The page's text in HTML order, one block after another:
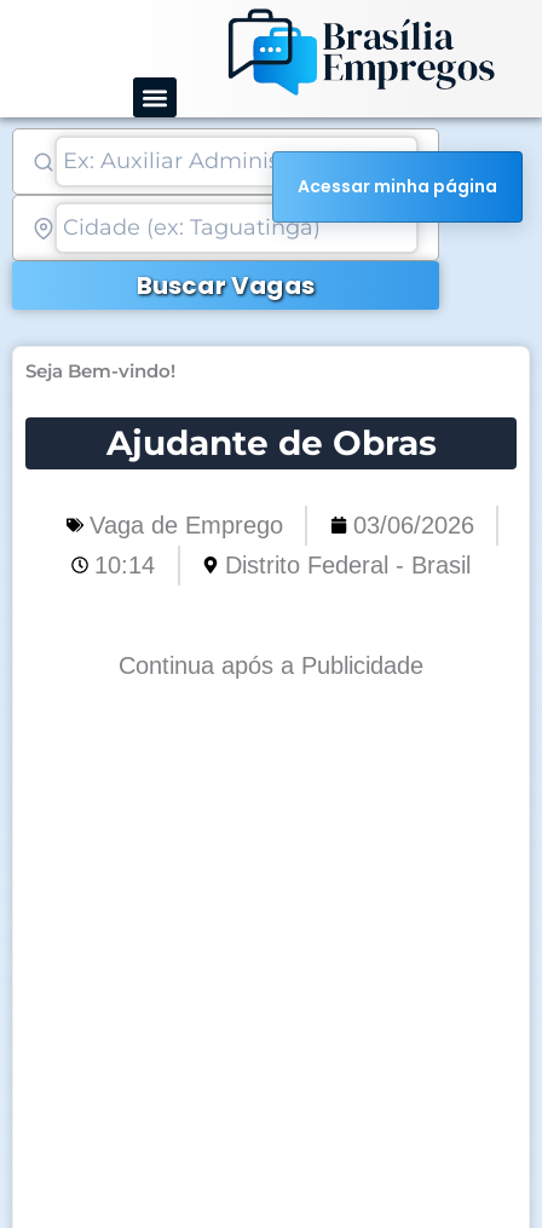
conteúdo
Buscar Vagas
Seja Bem-vindo!
Ajudante de Obras
Vaga de Emprego
03/06/2026
10:14
Distrito Federal - Brasil
Continua após a Publicidade
Acessar minha página